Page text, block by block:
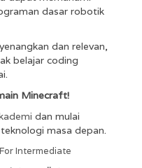
dasar robotik
dan relevan,
belajar coding
Minecraft!
dan mulai
masa depan.